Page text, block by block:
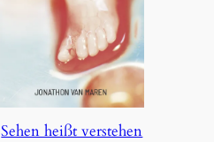
Sehen heißt verstehen